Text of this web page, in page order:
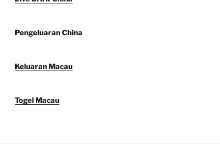
Pengeluaran China
Keluaran Macau
Togel Macau